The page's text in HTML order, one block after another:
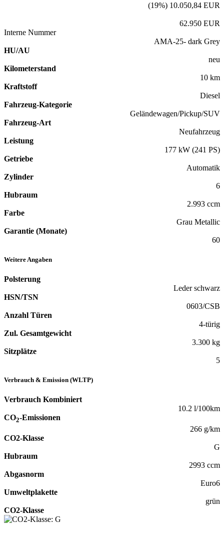
(19%) 10.050,84 EUR
62.950 EUR
Interne Nummer
AMA-25- dark Grey
HU/AU
neu
Kilometerstand
10 km
Kraftstoff
Diesel
Fahrzeug-Kategorie
Geländewagen/Pickup/SUV
Fahrzeug-Art
Neufahrzeug
Leistung
177 kW (241 PS)
Getriebe
Automatik
Zylinder
6
Hubraum
2.993 ccm
Farbe
Grau Metallic
Garantie (Monate)
60
Weitere Angaben
Polsterung
Leder schwarz
HSN/TSN
0603/CSB
Anzahl Türen
4-türig
Zul. Gesamtgewicht
3.300 kg
Sitzplätze
5
Verbrauch & Emission (WLTP)
Verbrauch Kombiniert
10.2 l/100km
CO2-Emissionen
266 g/km
CO2-Klasse
G
Hubraum
2993 ccm
Abgasnorm
Euro6
Umweltplakette
grün
CO2-Klasse